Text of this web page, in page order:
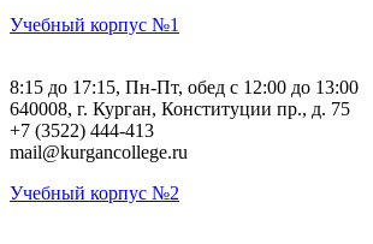
Учебный корпус №1
8:15 до 17:15, Пн-Пт, обед с 12:00 до 13:00
640008, г. Курган, Конституции пр., д. 75
+7 (3522) 444-413
mail@kurgancollege.ru
Учебный корпус №2